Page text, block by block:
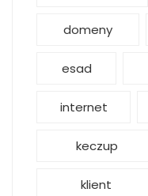
domeny
esad
internet
keczup
klient